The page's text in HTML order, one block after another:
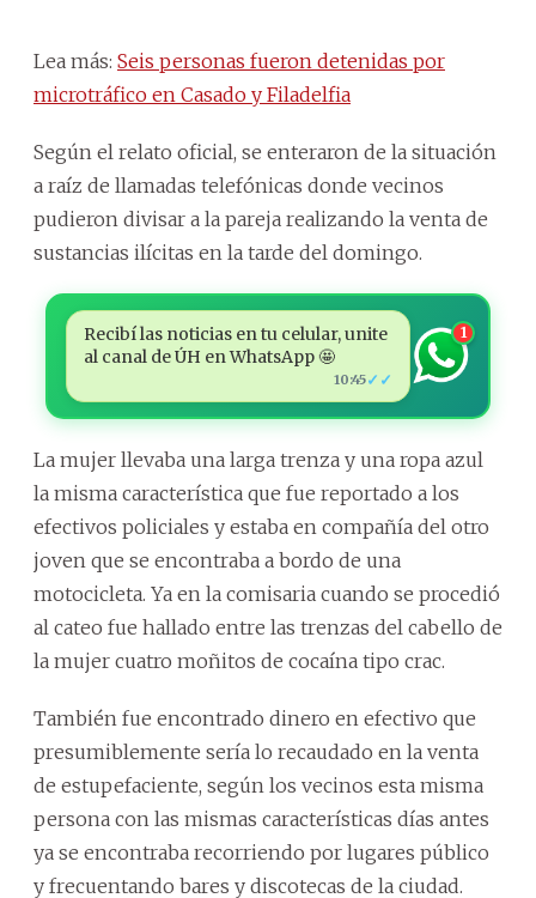
Lea más: Seis personas fueron detenidas por
microtráfico en Casado y Filadelfia
Según el relato oficial, se enteraron de la situación
a raíz de llamadas telefónicas donde vecinos
pudieron divisar a la pareja realizando la venta de
sustancias ilícitas en la tarde del domingo.
Recibí las noticias en tu celular, unite
al canal de ÚH en WhatsApp 🤩
10:45✓✓
1
La mujer llevaba una larga trenza y una ropa azul
la misma característica que fue reportado a los
efectivos policiales y estaba en compañía del otro
joven que se encontraba a bordo de una
motocicleta. Ya en la comisaria cuando se procedió
al cateo fue hallado entre las trenzas del cabello de
la mujer cuatro moñitos de cocaína tipo crac.
También fue encontrado dinero en efectivo que
presumiblemente sería lo recaudado en la venta
de estupefaciente, según los vecinos esta misma
persona con las mismas características días antes
ya se encontraba recorriendo por lugares público
y frecuentando bares y discotecas de la ciudad.